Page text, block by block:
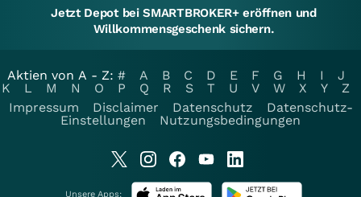
Jetzt Depot bei SMARTBROKER+ eröffnen und
Willkommensgeschenk sichern.
Aktien von A - Z: # A B C D E F G H I
J
K
L M N O P Q R S T U V W X Y
Z
Impressum
Disclaimer Datenschutz
Datenschutz-
Einstellungen
Nutzungsbedingungen
Unsere Apps: